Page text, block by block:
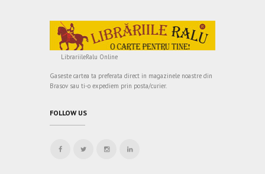
LibrariileRalu Online
Gaseste cartea ta preferata direct in magazinele noastre din
Brasov sau ti-o expediem prin posta/curier.
FOLLOW US